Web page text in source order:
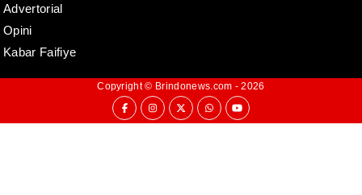
Advertorial
Opini
Kabar Faifiye
Copyright © Brindonews.com - 2026